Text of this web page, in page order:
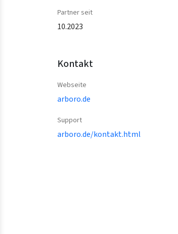
Partner seit
10.2023
Kontakt
Webseite
arboro.de
Support
arboro.de/kontakt.html